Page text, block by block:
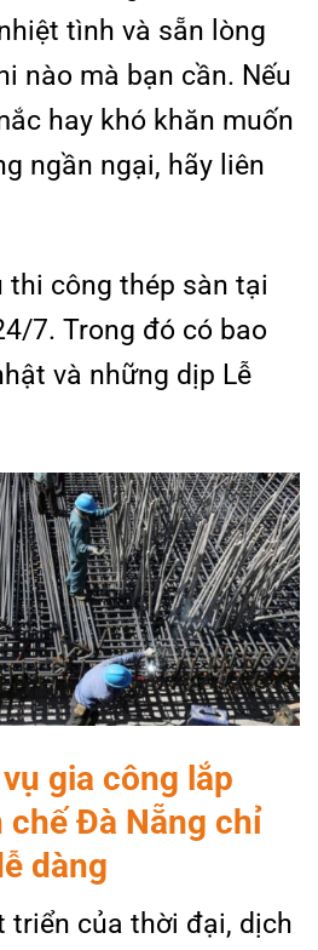
tình và sẵn lòng
nào mà bạn cần. Nếu
hay khó khăn muốn
ngần ngại, hãy liên
thi công thép sàn tại
7. Trong đó có bao
và những dịp Lễ
gia công lắp
chế Đà Nẵng chỉ
dàng
triển của thời đại, dịch